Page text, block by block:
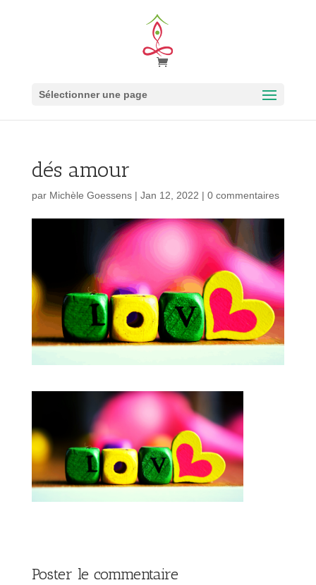
Sélectionner une page
dés amour
par Michèle Goessens| Jan 12, 2022 | 0 commentaires
Poster le commentaire